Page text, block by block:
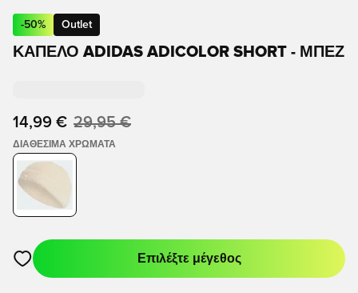
-50% Outlet
ΚΑΠΈΛΟ ADIDAS ADICOLOR SHORT - ΜΠΕΖ
14,99 € 29,95 €
ΔΙΑΘΈΣΙΜΑ ΧΡΏΜΑΤΑ
Ανοίγει ένα Modal για να συνδεθείτε ή να εγγραφείτε ως
Επιλέξτε μέγεθος